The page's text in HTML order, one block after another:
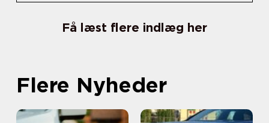
Få læst flere indlæg her
Flere Nyheder